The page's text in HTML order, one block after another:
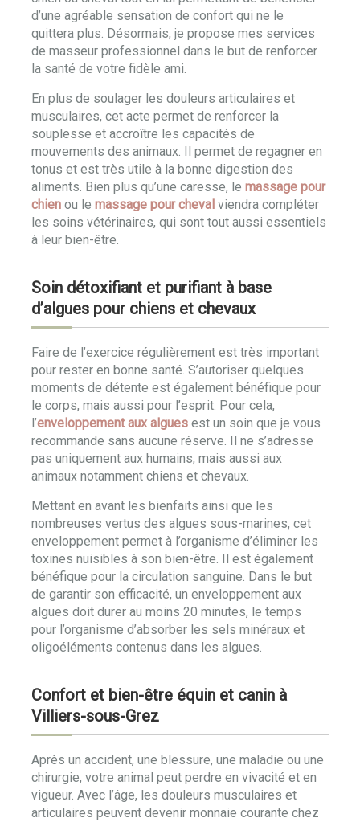
d’une agréable sensation de confort qui ne le
quittera plus. Désormais, je propose mes services
de masseur professionnel dans le but de renforcer
la santé de votre fidèle ami.
En plus de soulager les douleurs articulaires et
musculaires, cet acte permet de renforcer la
souplesse et accroître les capacités de
mouvements des animaux. Il permet de regagner en
tonus et est très utile à la bonne digestion des
aliments. Bien plus qu’une caresse, le massage pour
chien ou le massage pour cheval viendra compléter
les soins vétérinaires, qui sont tout aussi essentiels
à leur bien-être.
Soin détoxifiant et purifiant à base
d’algues pour chiens et chevaux
Faire de l’exercice régulièrement est très important
pour rester en bonne santé. S’autoriser quelques
moments de détente est également bénéfique pour
le corps, mais aussi pour l’esprit. Pour cela,
l’enveloppement aux algues est un soin que je vous
recommande sans aucune réserve. Il ne s’adresse
pas uniquement aux humains, mais aussi aux
animaux notamment chiens et chevaux.
Mettant en avant les bienfaits ainsi que les
nombreuses vertus des algues sous-marines, cet
enveloppement permet à l’organisme d’éliminer les
toxines nuisibles à son bien-être. Il est également
bénéfique pour la circulation sanguine. Dans le but
de garantir son efficacité, un enveloppement aux
algues doit durer au moins 20 minutes, le temps
pour l’organisme d’absorber les sels minéraux et
oligoéléments contenus dans les algues.
Confort et bien-être équin et canin à
Villiers-sous-Grez
Après un accident, une blessure, une maladie ou une
chirurgie, votre animal peut perdre en vivacité et en
vigueur. Avec l’âge, les douleurs musculaires et
articulaires peuvent devenir monnaie courante chez